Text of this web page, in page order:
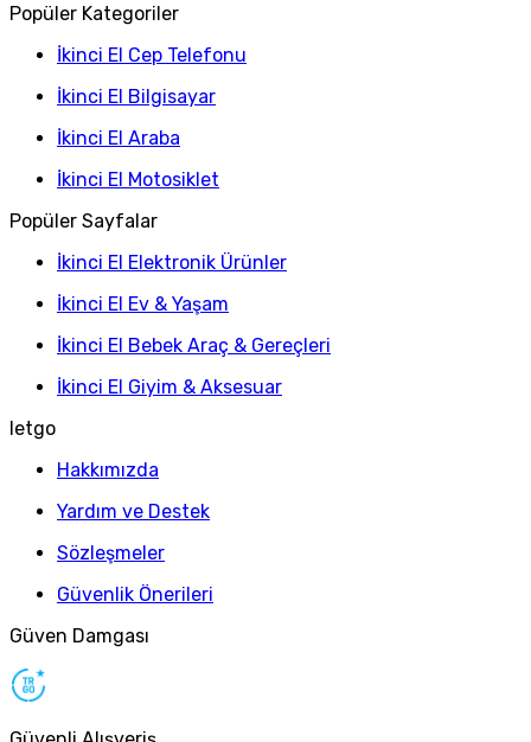
Popüler Kategoriler
İkinci El Cep Telefonu
İkinci El Bilgisayar
İkinci El Araba
İkinci El Motosiklet
Popüler Sayfalar
İkinci El Elektronik Ürünler
İkinci El Ev & Yaşam
İkinci El Bebek Araç & Gereçleri
İkinci El Giyim & Aksesuar
letgo
Hakkımızda
Yardım ve Destek
Sözleşmeler
Güvenlik Önerileri
Güven Damgası